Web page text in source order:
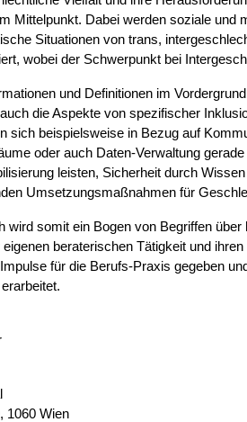
Mittelpunkt. Dabei werden soziale und
Situationen von trans,
wobei der Schwerpunkt bei
und Definitionen im
die Aspekte von spezifischer
sich beispielsweise in Bezug auf
oder auch Daten-Verwaltung
leisten, Sicherheit durch
Umsetzungsmaßnahmen für
wird somit ein Bogen von Begriffen
beraterischen Tätigkeit und
für die Berufs-Praxis gegeben
1060 Wien